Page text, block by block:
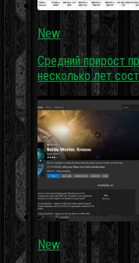
New
Средний прирост
несколько лет
New